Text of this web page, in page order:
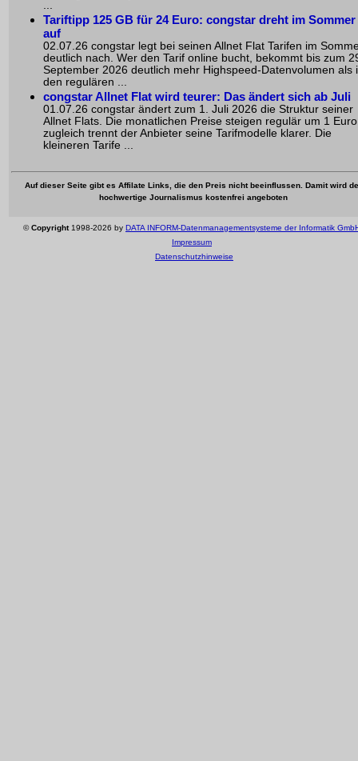
Tariftipp 125 GB für 24 Euro: congstar dreht im Sommer
auf
02.07.26 congstar legt bei seinen Allnet Flat Tarifen im
deutlich nach. Wer den Tarif online bucht, bekommt bis zum
September 2026 deutlich mehr Highspeed-Datenvolumen als
den regulären ...
congstar Allnet Flat wird teurer: Das ändert sich ab Juli
01.07.26 congstar ändert zum 1. Juli 2026 die Struktur seiner
Allnet Flats. Die monatlichen Preise steigen regulär um 1
zugleich trennt der Anbieter seine Tarifmodelle klarer. Die
kleineren Tarife ...
Auf dieser Seite gibt es Affilate Links, die den Preis nicht beeinflussen. Damit wird
hochwertige Journalismus kostenfrei angeboten
©Copyright1998-2026 by DATA INFORM-Datenmanagementsysteme der Informatik
Impressum
Datenschutzhinweise